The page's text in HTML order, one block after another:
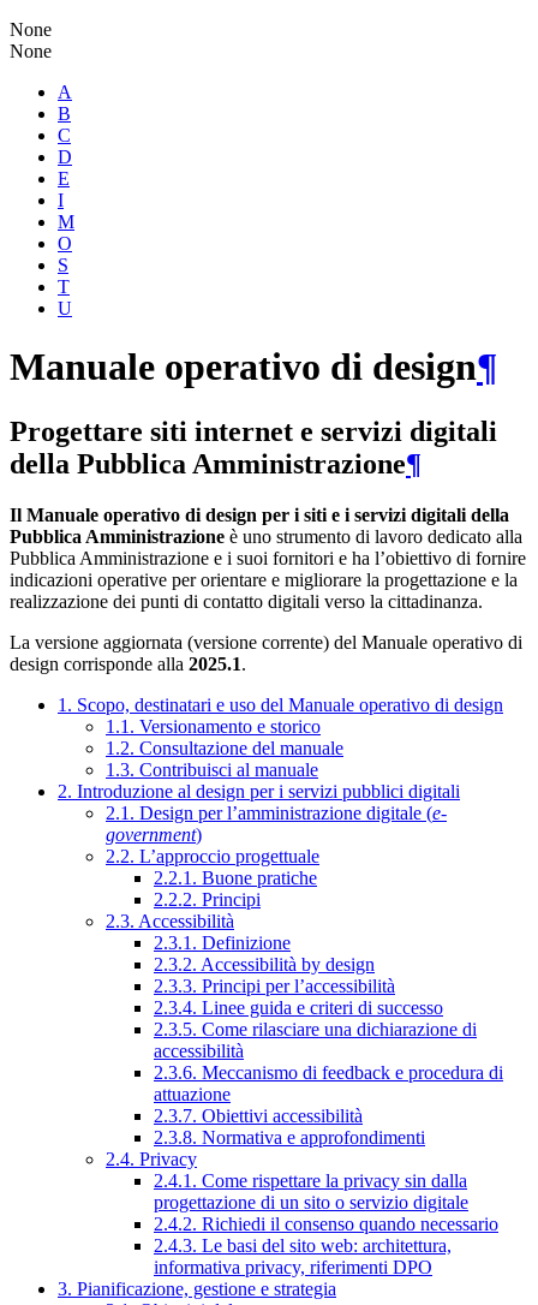
None
None
A
B
C
D
E
I
M
O
S
T
U
Manuale operativo di design¶
Progettare siti internet e servizi digitali
della Pubblica Amministrazione¶
Il Manuale operativo di design per i siti e i servizi digitali della
Pubblica Amministrazione è uno strumento di lavoro dedicato alla
Pubblica Amministrazione e i suoi fornitori e ha l’obiettivo di fornire
indicazioni operative per orientare e migliorare la progettazione e la
realizzazione dei punti di contatto digitali verso la cittadinanza.
La versione aggiornata (versione corrente) del Manuale operativo di
design corrisponde alla 2025.1.
1. Scopo, destinatari e uso del Manuale operativo di design
1.1. Versionamento e storico
1.2. Consultazione del manuale
1.3. Contribuisci al manuale
2. Introduzione al design per i servizi pubblici digitali
2.1. Design per l’amministrazione digitale (e-
government)
2.2. L’approccio progettuale
2.2.1. Buone pratiche
2.2.2. Principi
2.3. Accessibilità
2.3.1. Definizione
2.3.2. Accessibilità by design
2.3.3. Principi per l’accessibilità
2.3.4. Linee guida e criteri di successo
2.3.5. Come rilasciare una dichiarazione di
accessibilità
2.3.6. Meccanismo di feedback e procedura di
attuazione
2.3.7. Obiettivi accessibilità
2.3.8. Normativa e approfondimenti
2.4. Privacy
2.4.1. Come rispettare la privacy sin dalla
progettazione di un sito o servizio digitale
2.4.2. Richiedi il consenso quando necessario
2.4.3. Le basi del sito web: architettura,
informativa privacy, riferimenti DPO
3. Pianificazione, gestione e strategia